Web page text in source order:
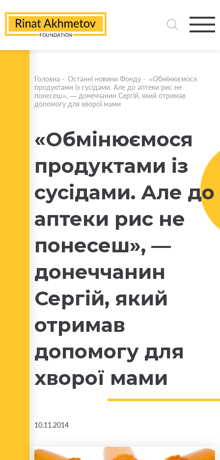
Головна - Останні новини Фонду - «Обмінюємося
продуктами із сусідами. Але до аптеки рис не
понесеш», — донеччанин Сергій, який отримав
допомогу для хворої мами
«Обмінюємося
продуктами із
сусідами. Але до
аптеки рис не
понесеш», —
донеччанин
Сергій, який
отримав
допомогу для
хворої мами
10.11.2014